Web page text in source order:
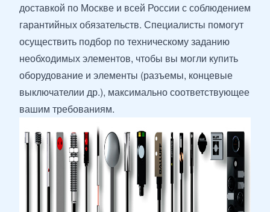
доставкой по Москве и всей России с соблюдением
гарантийных обязательств. Специалисты помогут
осуществить подбор по техническому заданию
необходимых элементов, чтобы вы могли купить
оборудование и элементы (разъемы, концевые
выключателии др.), максимально соответствующее
вашим требованиям.